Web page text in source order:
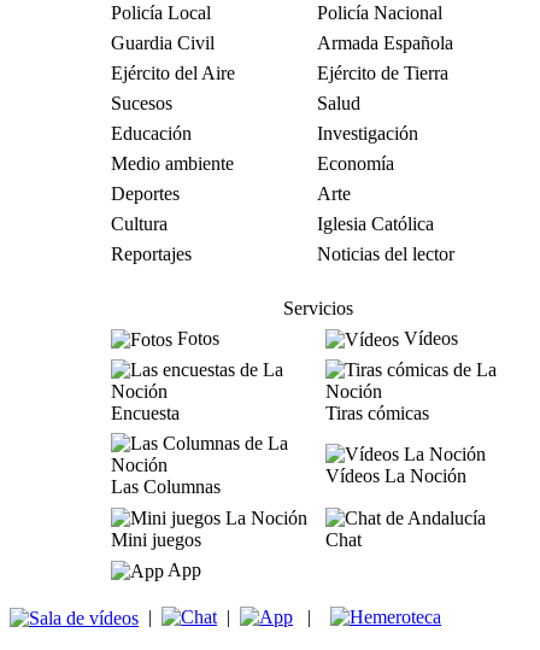
Policía Local
Policía Nacional
Guardia Civil
Armada Española
Ejército del Aire
Ejército de Tierra
Sucesos
Salud
Educación
Investigación
Medio ambiente
Economía
Deportes
Arte
Cultura
Iglesia Católica
Reportajes
Noticias del lector
Servicios
Fotos
Vídeos
Encuesta Tiras cómicas
Las Columnas
Vídeos La Noción
Mini juegos
Chat
App
| | |